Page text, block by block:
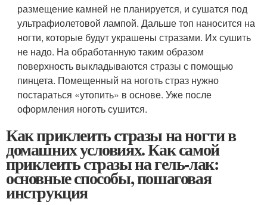
размещение камней не планируется, и сушатся под
ультрафиолетовой лампой. Дальше топ наносится на
ногти, которые будут украшены стразами. Их сушить
не надо. На обработанную таким образом
поверхность выкладываются стразы с помощью
пинцета. Помещенный на ноготь страз нужно
постараться «утопить» в основе. Уже после
оформления ноготь сушится.
Как приклеить стразы на ногти в
домашних условиях. Как самой
приклеить стразы на гель-лак:
основные способы, пошаговая
инструкция